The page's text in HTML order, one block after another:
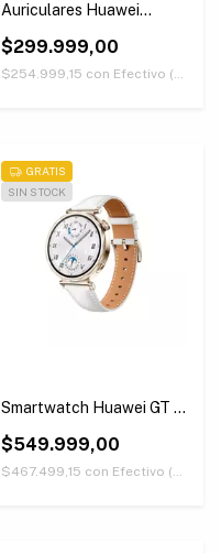
Auriculares Huawei
$299.999,00
$254.999,15 con Efectivo (Únicamente retirando en nuestras sucursales)
SIN STOCK
GRATIS
Smartwatch Huawei GT 5
$549.999,00
$467.499,15 con Efectivo (Únicamente retirando en nuestras sucursales)